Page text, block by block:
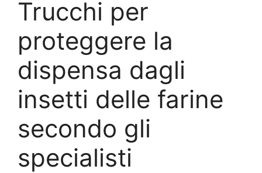
Trucchi per
proteggere la
dispensa dagli
insetti delle farine
secondo gli
specialisti